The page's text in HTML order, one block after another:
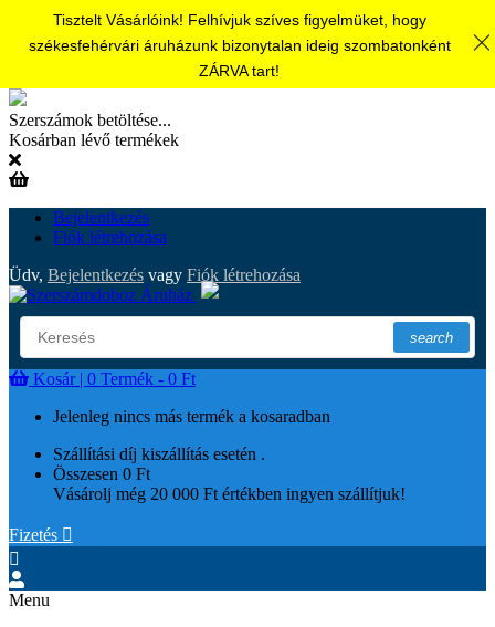
Szerszámok betöltése...
Kosárban lévő termékek
Bejelentkezés
Fiók létrehozása
Üdv, Bejelentkezés vagy Fiók létrehozása
search
Kosár | 0 Termék - 0 Ft
Jelenleg nincs más termék a kosaradban
Szállítási díj kiszállítás esetén .
Összesen 0 Ft
Vásárolj még 20 000 Ft értékben ingyen szállítjuk!
Fizetés 

Menu
Tisztelt Vásárlóink! Felhívjuk szíves figyelmüket, hogy
székesfehérvári áruházunk bizonytalan ideig szombatonként
ZÁRVA tart!